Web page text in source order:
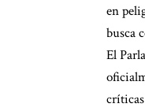
en
busca
El